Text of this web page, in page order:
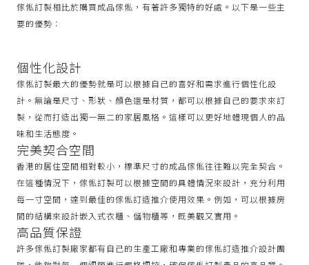
傢俬訂製相比於購買成品傢俬，有著許多獨特的好處。以下是一些主
要的優勢：
個性化設計
傢俬訂製最大的優勢就是可以根據自己的喜好和需求進行個性化設
計。無論是尺寸、形狀、顏色還是材質，都可以根據自己的要求來訂
製，從而打造出獨一無二的家居風格。這樣可以更好地體現個人的品
味和生活態度。
完美契合空間
香港的居住空間相對較小，標準尺寸的成品傢俬往往難以完全契合。
在這種情況下，傢俬訂製可以根據空間的具體情況來設計，充分利用
每一寸空間，達到最佳的傢俬訂造推介使用效果。例如，可以根據房
間的結構來設計嵌入式衣櫃、儲物櫃等，既美觀又實用。
高品質保證
許多傢俬訂製廠家都有自己的生產工廠和專業的傢俬訂造推介設計團